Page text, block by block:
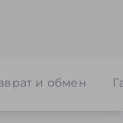
и обмен